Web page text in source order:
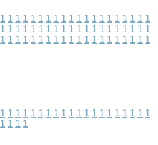
1 1 1 1 1 1 1 1 1 1 1 1 1 1 1 1 1 1 1 1
1 1 1 1 1 1 1 1 1 1 1 1 1 1 1 1 1 1 1 1
1 1 1 1 1 1 1 1 1 1 1 1 1 1 1 1 1 1 1 1
1 1 1 1 1 1 1 1 1 1 1 1 1 1 1 1 1 1 1 1
1 1 1 1